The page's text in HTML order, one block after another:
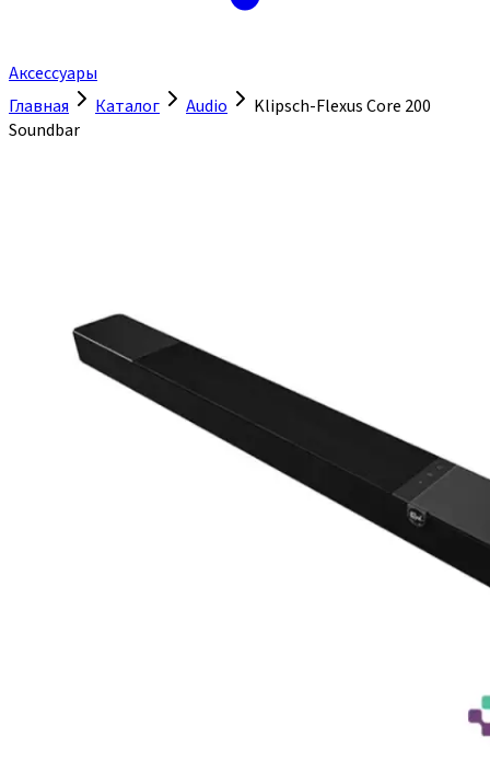
Аксессуары
Главная
Каталог Audio
Klipsch-Flexus Core 200
Soundbar